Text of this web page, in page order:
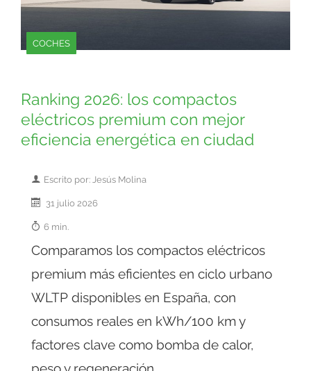
COCHES
Ranking 2026: los compactos
eléctricos premium con mejor
eficiencia energética en ciudad
Escrito por: Jesús Molina
31 julio 2026
6 min.
Comparamos los compactos eléctricos
premium más eficientes en ciclo urbano
WLTP disponibles en España, con
consumos reales en kWh/100 km y
factores clave como bomba de calor,